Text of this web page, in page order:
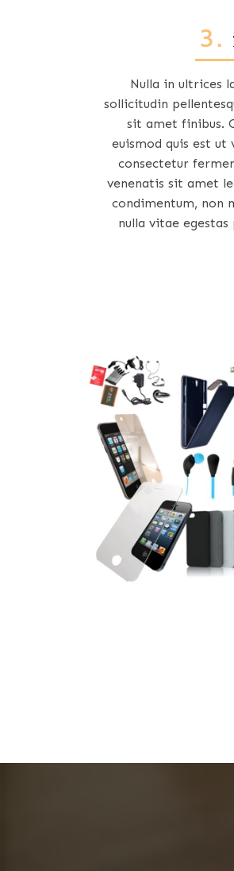
3.
Nulla in ultrices
sollicitudin
sit amet finibus.
euismod quis est ut
consectetur
venenatis sit amet
condimentum, non
nulla vitae